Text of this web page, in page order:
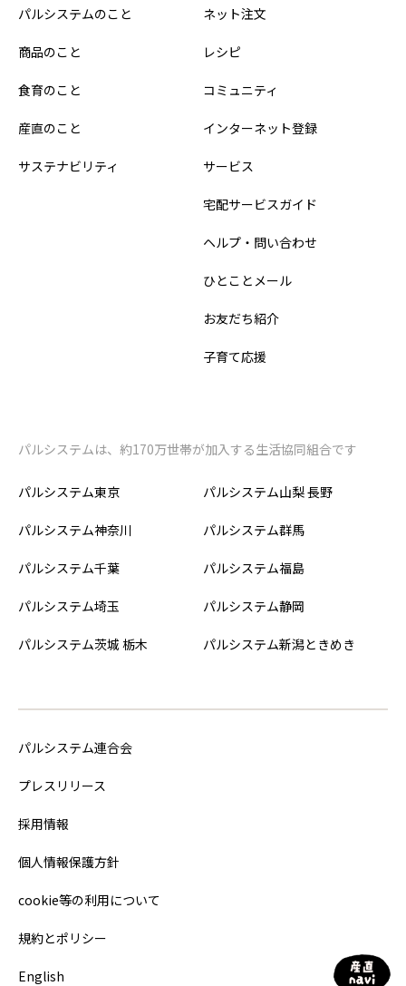
パルシステムのこと
商品のこと
食育のこと
産直のこと
サステナビリティ
ネット注文
レシピ
コミュニティ
インターネット登録
サービス
宅配サービスガイド
ヘルプ・問い合わせ
ひとことメール
お友だち紹介
子育て応援
パルシステムは、約170万世帯が加入する生活協同組合です
パルシステム東京
パルシステム神奈川
パルシステム千葉
パルシステム埼玉
パルシステム茨城 栃木
パルシステム山梨 長野
パルシステム群馬
パルシステム福島
パルシステム静岡
パルシステム新潟ときめき
パルシステム連合会
プレスリリース
採用情報
個人情報保護方針
cookie等の利用について
規約とポリシー
English